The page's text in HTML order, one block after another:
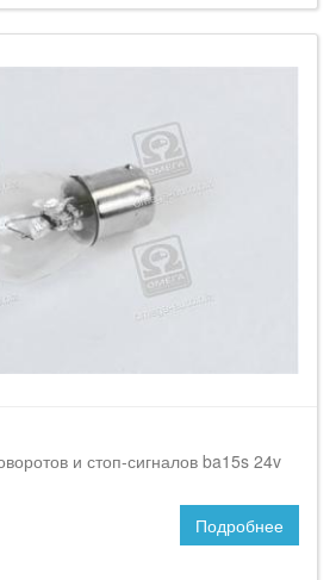
и стоп-сигналов ba15s 24v
Подробнее